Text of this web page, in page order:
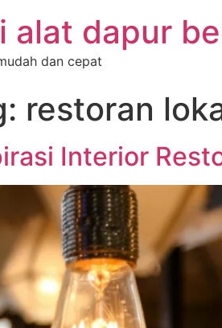
alat dapur
dan cepat
restoran
Interior